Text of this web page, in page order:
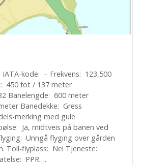
kode: – Frekvens: 123,500
450 fot / 137 meter
Banelengde: 600 meter
Banedekke: Gress
merking med gule
Ja, midtveis på banen ved
Unngå flyging over gården
Toll-flyplass: Nei Tjeneste:
PPR….